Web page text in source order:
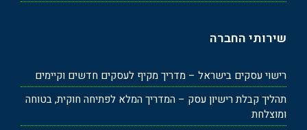
שירותי החברה
רישוי עסקים בישראל – מדריך מקיף לעסקים חדשים וקיימים
תהליך קבלת רישיון עסק – המדריך המלא לפתיחה חוקית, בטוחה
ומוצלחת